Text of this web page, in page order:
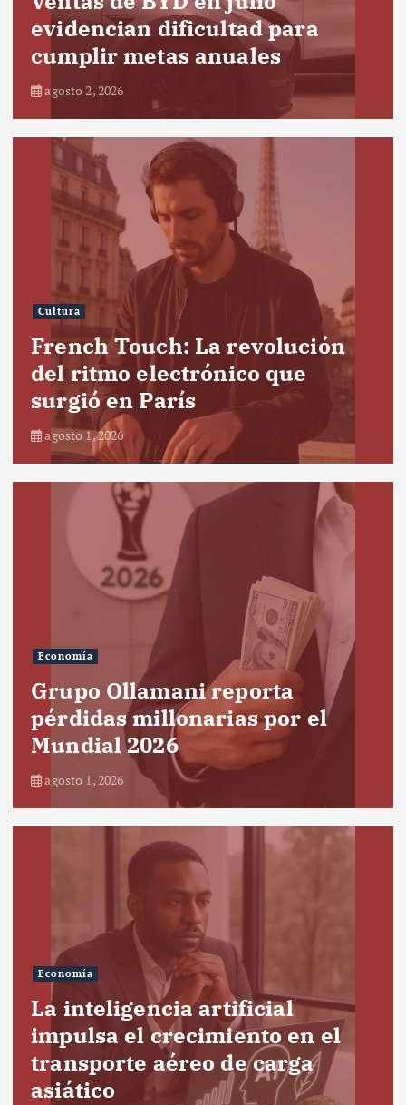
evidencian dificultad para
cumplir metas anuales
agosto 2, 2026
Cultura
French Touch: La revolución
del ritmo electrónico que
surgió en París
agosto 1, 2026
Economía
Grupo Ollamani reporta
pérdidas millonarias por el
Mundial 2026
agosto 1, 2026
Economía
La inteligencia artificial
impulsa el crecimiento en el
transporte aéreo de carga
asiático